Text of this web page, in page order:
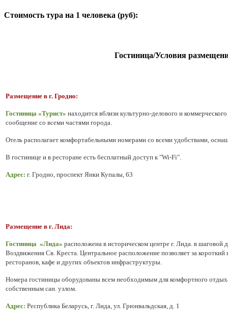
Стоимость тура на 1 человека (руб):
Гостиница/Условия
Размещение в г. Гродно:
Гостиница «Турист» находится вблизи культурно-делового и
сообщение со всеми частями города.
Отель располагает комфортабельными номерами со всеми удобствами,
В гостинице и в ресторане есть бесплатный доступ к "Wi-Fi".
Адрес: г. Гродно, проспект Янки Купалы, 63
Размещение в г. Лида:
Гостиница «Лида» расположена в историческом центре г. Лида. в шаговой
Воздвижения Св. Креста. Центральное расположение позволяет за
ресторанов, кафе и других объектов инфраструктуры.
Номера гостиницы оборудованы всем необходимым для комфортного
собственным сан. узлом.
Адрес: Республика Беларусь, г. Лида, ул. Грюнвальдская, д. 1